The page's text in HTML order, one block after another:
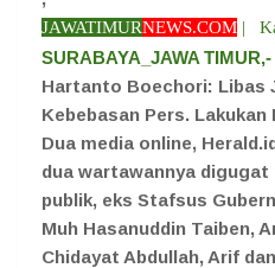
JAWATIMURNEWS.COM |
SURABAYA_JAWA TIMUR,-
Hartanto Boechori: Libas
Kebebasan Pers. Lakukan
Dua media online,
dua wartawannya
publik, eks Stafsus
Muh Hasanuddin Taiben,
Chidayat Abdullah, Arif